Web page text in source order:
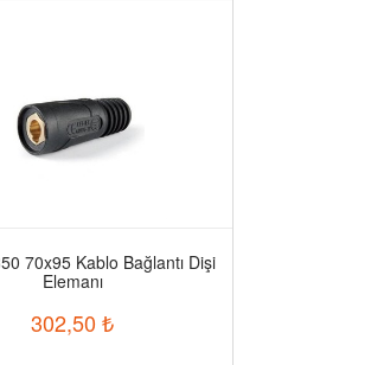
70x95 Kablo Bağlantı Dişi
Elemanı
302,50 ₺